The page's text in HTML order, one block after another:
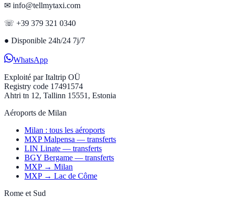
✉ info@tellmytaxi.com
☏ +39 379 321 0340
● Disponible 24h/24 7j/7
WhatsApp
Exploité parItaltrip OÜ
Registry code 17491574
Ahtri tn 12, Tallinn 15551, Estonia
Aéroports de Milan
Milan : tous les aéroports
MXP Malpensa — transferts
LIN Linate — transferts
BGY Bergame — transferts
MXP → Milan
MXP → Lac de Côme
Rome et Sud